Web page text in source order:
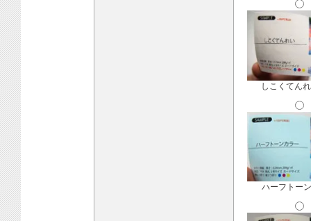
しこくてん
ハーフトー